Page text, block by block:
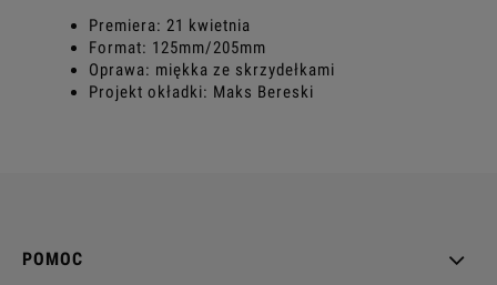
Premiera: 21 kwietnia
Format: 125mm/205mm
Oprawa: miękka ze skrzydełkami
Projekt okładki: Maks Bereski
POMOC